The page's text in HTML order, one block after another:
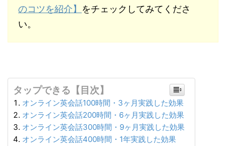
のコツを紹介】 をチェックしてみてくださ
い。
タップできる【目次】
オンライン英会話100時間・3ヶ月実践した効果
オンライン英会話200時間・6ヶ月実践した効果
オンライン英会話300時間・9ヶ月実践した効果
オンライン英会話400時間・1年実践した効果